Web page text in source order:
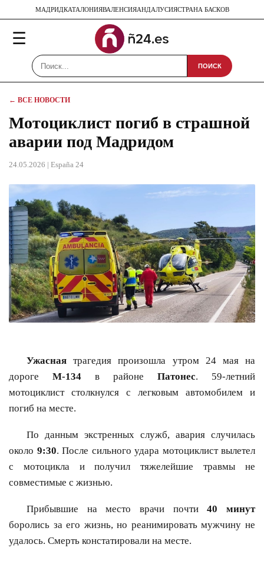
МАДРИДКАТАЛОНИЯВАЛЕНСИЯАНДАЛУСИЯСТРАНА БАСКОВ
☰
ПОИСК
← ВСЕ НОВОСТИ
Мотоциклист погиб в страшной
аварии под Мадридом
24.05.2026 | España 24
Ужасная трагедия произошла утром 24 мая на
дороге M-134 в районе Патонес. 59-летний
мотоциклист столкнулся с легковым автомобилем и
погиб на месте.
По данным экстренных служб, авария случилась
около 9:30. После сильного удара мотоциклист вылетел
с мотоцикла и получил тяжелейшие травмы не
совместимые с жизнью.
Прибывшие на место врачи почти40 минут
боролись за его жизнь, но реанимировать мужчину не
удалось. Смерть констатировали на месте.